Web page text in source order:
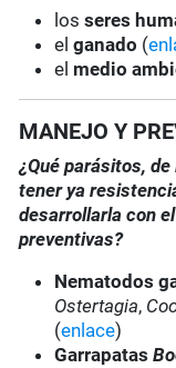
losseres
elganado (
el medio
MANEJO Y
¿Qué parásitos,
tener ya
desarrollarla con
preventivas?
Nematodos
Ostertagia,
(enlace)
Garrapatas